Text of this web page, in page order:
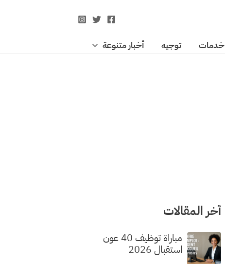
خدمات توجيه أخبار متنوعة
آخر المقالات
مباراة توظيف 40 عون
استقبال 2026